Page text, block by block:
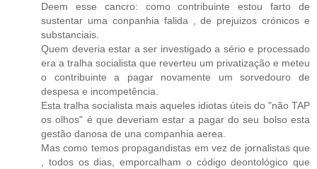
Deem esse cancro: como contribuinte estou farto de
sustentar uma conpanhia falida , de prejuizos crónicos e
substanciais.
Quem deveria estar a ser investigado a sério e processado
era a tralha socialista que reverteu um privatização e meteu
o contribuinte a pagar novamente um sorvedouro de
despesa e incompetência.
Esta tralha socialista mais aqueles idiotas úteis do "não TAP
os olhos" é que deveriam estar a pagar do seu bolso esta
gestão danosa de una companhia aerea.
Mas como temos propagandistas em vez de jornalistas que
, todos os dias, emporcalham o código deontológico que